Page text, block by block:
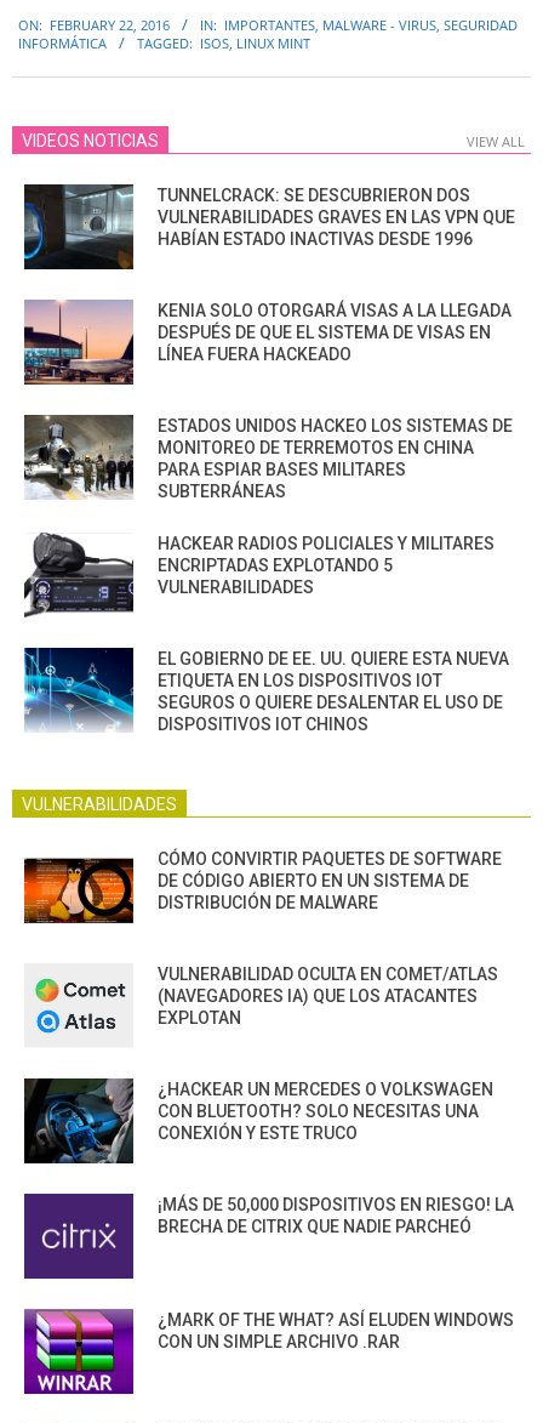
02-
ON: FEBRUARY 22, 2016 IN: IMPORTANTES MALWARE - VIRUS SEGURIDAD
INFORMÁTICA
TAGGED: ISOS LINUX MINT
VIDEOS NOTICIAS VIEW ALL
TUNNELCRACK: SE DESCUBRIERON DOS
VULNERABILIDADES GRAVES EN LAS VPN QUE
HABÍAN ESTADO INACTIVAS DESDE 1996
KENIA SOLO OTORGARÁ VISAS A LA LLEGADA
DESPUÉS DE QUE EL SISTEMA DE VISAS EN
LÍNEA FUERA HACKEADO
ESTADOS UNIDOS HACKEO LOS SISTEMAS DE
MONITOREO DE TERREMOTOS EN CHINA
PARA ESPIAR BASES MILITARES
SUBTERRÁNEAS
HACKEAR RADIOS POLICIALES Y MILITARES
ENCRIPTADAS EXPLOTANDO 5
VULNERABILIDADES
EL GOBIERNO DE EE. UU. QUIERE ESTA NUEVA
ETIQUETA EN LOS DISPOSITIVOS IOT
SEGUROS O QUIERE DESALENTAR EL USO DE
DISPOSITIVOS IOT CHINOS
VULNERABILIDADES
CÓMO CONVIRTIR PAQUETES DE SOFTWARE
DE CÓDIGO ABIERTO EN UN SISTEMA DE
DISTRIBUCIÓN DE MALWARE
VULNERABILIDAD OCULTA EN COMET/ATLAS
(NAVEGADORES IA) QUE LOS ATACANTES
EXPLOTAN
¿HACKEAR UN MERCEDES O VOLKSWAGEN
CON BLUETOOTH? SOLO NECESITAS UNA
CONEXIÓN Y ESTE TRUCO
¡MÁS DE 50,000 DISPOSITIVOS EN RIESGO! LA
BRECHA DE CITRIX QUE NADIE PARCHEÓ
¿MARK OF THE WHAT? ASÍ ELUDEN WINDOWS
CON UN SIMPLE ARCHIVO .RAR